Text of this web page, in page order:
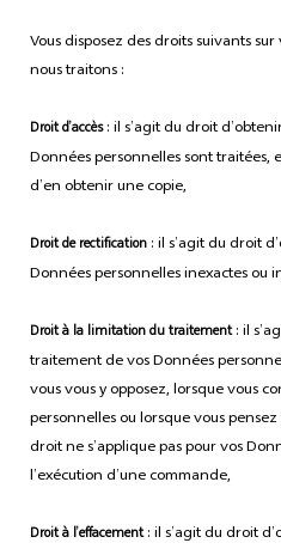
Vous disposez des droits suivants
nous traitons :
Droit d’accès: il s’agit du droit
Données personnelles sont traitées,
d’en obtenir une copie,
Droit de rectification: il s’agit du droit
Données personnelles inexactes ou
Droit à la limitation du traitement: il
traitement de vos Données
vous vous y opposez, lorsque vous
personnelles ou lorsque vous
droit ne s’applique pas pour vos
l’exécution d’une commande,
Droit à l’effacement: il s’agit du droit